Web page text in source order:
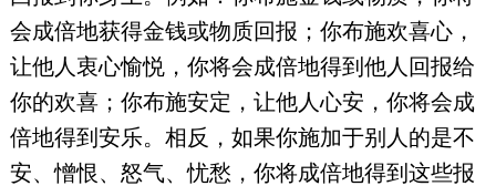
会成倍地获得金钱或物质回报；你布施欢喜心，
让他人衷心愉悦，你将会成倍地得到他人回报给
你的欢喜；你布施安定，让他人心安，你将会成
倍地得到安乐。相反，如果你施加于别人的是不
安、憎恨、怒气、忧愁，你将成倍地得到这些报